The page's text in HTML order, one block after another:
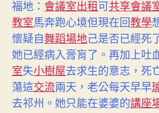
福地： 會議室出租可 共享會議
教室馬奔跑心境但現在回教學
懷疑自 舞蹈場地己是否已經死
她已經病入膏肓了。再加上吐
室失小樹屋去求生的意志，死
蕩這交流兩天，老公每天早早
去祁州。她只能在婆婆的講座